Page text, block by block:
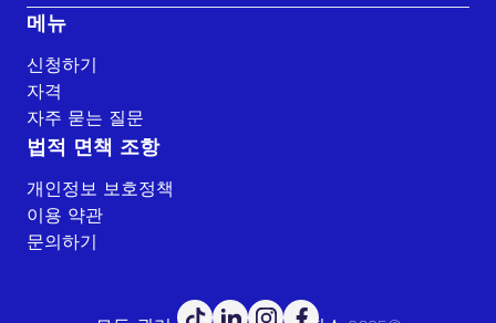
메뉴
신청하기
자격
자주 묻는 질문
법적 면책 조항
개인정보 보호정책
이용 약관
문의하기